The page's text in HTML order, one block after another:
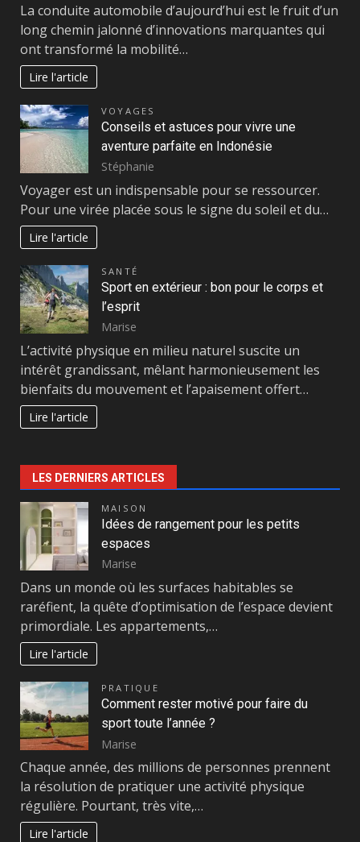
La conduite automobile d’aujourd’hui est le fruit d’un
long chemin jalonné d’innovations marquantes qui
ont transformé la mobilité…
Lire l'article
VOYAGES
Conseils et astuces pour vivre une
aventure parfaite en Indonésie
Stéphanie
Voyager est un indispensable pour se ressourcer.
Pour une virée placée sous le signe du soleil et du…
Lire l'article
SANTÉ
Sport en extérieur : bon pour le corps et
l’esprit
Marise
L’activité physique en milieu naturel suscite un
intérêt grandissant, mêlant harmonieusement les
bienfaits du mouvement et l’apaisement offert…
Lire l'article
LES DERNIERS ARTICLES
MAISON
Idées de rangement pour les petits
espaces
Marise
Dans un monde où les surfaces habitables se
raréfient, la quête d’optimisation de l’espace devient
primordiale. Les appartements,…
Lire l'article
PRATIQUE
Comment rester motivé pour faire du
sport toute l’année ?
Marise
Chaque année, des millions de personnes prennent
la résolution de pratiquer une activité physique
régulière. Pourtant, très vite,…
Lire l'article